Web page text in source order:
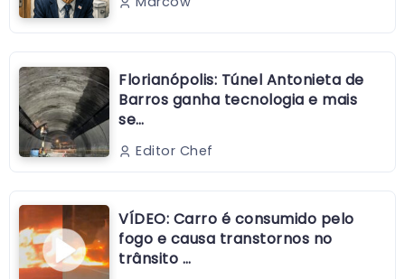
Florianópolis: Túnel Antonieta de
Barros ganha tecnologia e mais
se…
Editor Chef
VÍDEO: Carro é consumido pelo
fogo e causa transtornos no
trânsito …